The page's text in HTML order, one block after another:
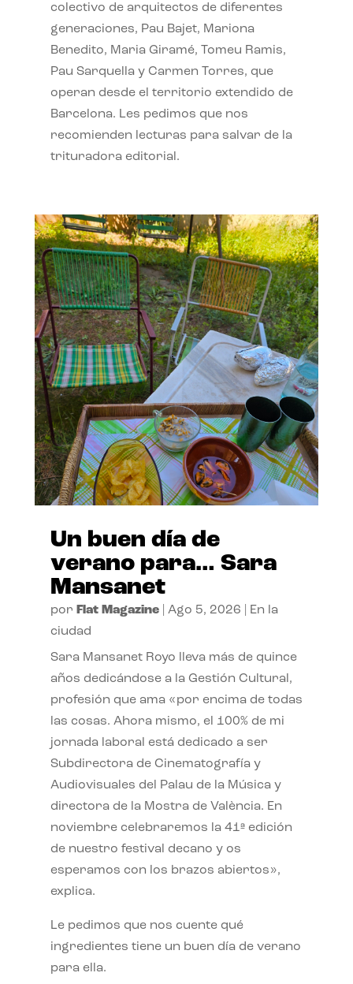
colectivo de arquitectos de diferentes
generaciones, Pau Bajet, Mariona
Benedito, Maria Giramé, Tomeu Ramis,
Pau Sarquella y Carmen Torres, que
operan desde el territorio extendido de
Barcelona. Les pedimos que nos
recomienden lecturas para salvar de la
trituradora editorial.
Un buen día de
verano para… Sara
Mansanet
por Flat Magazine| Ago 5, 2026
En la
ciudad
Sara Mansanet Royo lleva más de quince
años dedicándose a la Gestión Cultural,
profesión que ama «por encima de todas
las cosas. Ahora mismo, el 100% de mi
jornada laboral está dedicado a ser
Subdirectora de Cinematografía y
Audiovisuales del Palau de la Música y
directora de la Mostra de València. En
noviembre celebraremos la 41ª edición
de nuestro festival decano y os
esperamos con los brazos abiertos»,
explica.
Le pedimos que nos cuente qué
ingredientes tiene un buen día de verano
para ella.